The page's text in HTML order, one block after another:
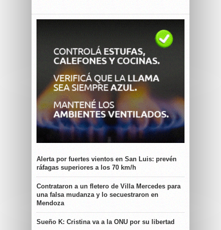
Alerta por fuertes vientos en San Luis: prevén
ráfagas superiores a los 70 km/h
Contrataron a un fletero de Villa Mercedes para
una falsa mudanza y lo secuestraron en
Mendoza
Sueño K: Cristina va a la ONU por su libertad